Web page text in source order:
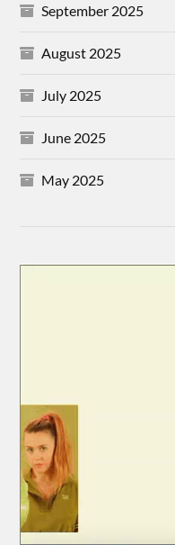
September 2025
August 2025
July 2025
June 2025
May 2025